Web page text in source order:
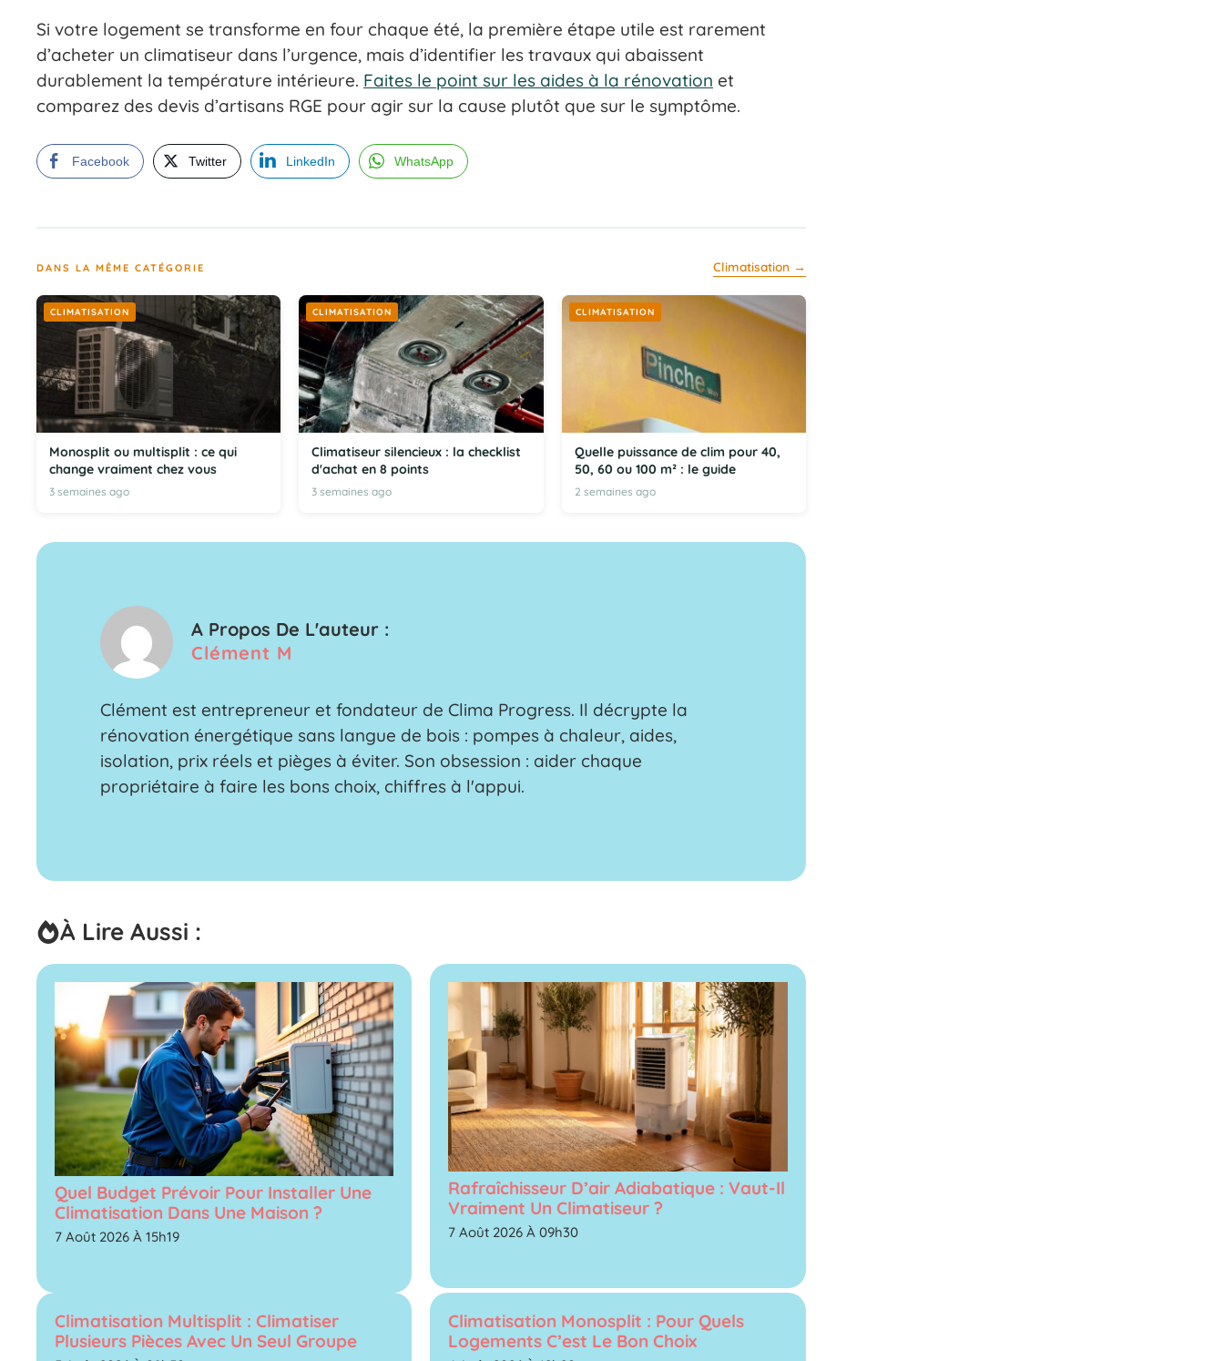
Si votre logement se transforme en four chaque été, la première étape utile est rarement
d’acheter un climatiseur dans l’urgence, mais d’identifier les travaux qui abaissent
durablement la température intérieure. Faites le point sur les aides à la rénovation et
comparez des devis d’artisans RGE pour agir sur la cause plutôt que sur le symptôme.
Facebook Twitter LinkedIn WhatsApp
DANS LA MÊME CATÉGORIE Climatisation →
CLIMATISATION
Monosplit ou multisplit : ce qui
change vraiment chez vous
3 semaines ago
CLIMATISATION
Climatiseur silencieux : la checklist
d'achat en 8 points
3 semaines ago
CLIMATISATION
Quelle puissance de clim pour 40,
50, 60 ou 100 m² : le guide
2 semaines ago
A Propos De L'auteur :
Clément M
Clément est entrepreneur et fondateur de Clima Progress. Il décrypte la
rénovation énergétique sans langue de bois : pompes à chaleur, aides,
isolation, prix réels et pièges à éviter. Son obsession : aider chaque
propriétaire à faire les bons choix, chiffres à l'appui.
À Lire Aussi :
Quel Budget Prévoir Pour Installer Une
Climatisation Dans Une Maison ?
7 Août 2026 À 15h19
Rafraîchisseur D’air Adiabatique : Vaut-Il
Vraiment Un Climatiseur ?
7 Août 2026 À 09h30
Climatisation Multisplit : Climatiser
Plusieurs Pièces Avec Un Seul Groupe
Climatisation Monosplit : Pour Quels
Logements C’est Le Bon Choix